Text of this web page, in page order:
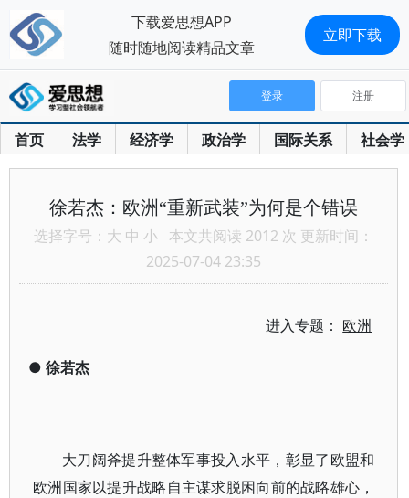
首页 法学 经济学 政治学 国际关系 社会学
登录 注册
徐若杰：欧洲“重新武装”为何是个错误
选择字号： 大 中 小 本文共阅读 2012 次 更新时间：
2025-07-04 23:35
进入专题： 欧洲
● 徐若杰
大刀阔斧提升整体军事投入水平，彰显了欧盟和
欧洲国家以提升战略自主谋求脱困向前的战略雄心，
下载爱思想APP
随时随地阅读精品文章
立即下载